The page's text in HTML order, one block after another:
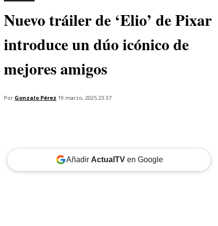
Nuevo tráiler de ‘Elio’ de Pixar
introduce un dúo icónico de
mejores amigos
Por Gonzalo Pérez 19 marzo, 2025 23:37
Añadir ActualTVen Google